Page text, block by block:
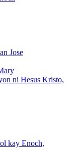
Jose
ni Hesus Kristo,
kay Enoch,